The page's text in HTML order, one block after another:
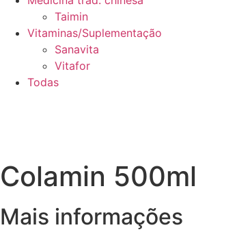
Taimin
Vitaminas/Suplementação
Sanavita
Vitafor
Todas
Colamin 500ml
Mais informações